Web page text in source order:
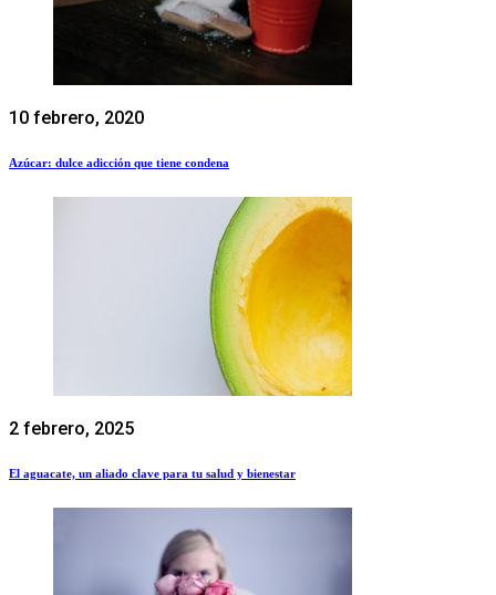
10 febrero, 2020
Azúcar: dulce adicción que tiene condena
2 febrero, 2025
El aguacate, un aliado clave para tu salud y bienestar